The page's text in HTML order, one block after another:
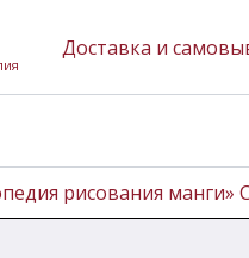
Доставка и
рисования манги»